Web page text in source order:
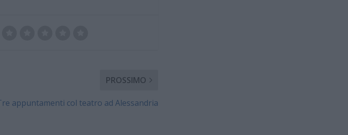
PROSSIMO
appuntamenti col teatro ad Alessandria